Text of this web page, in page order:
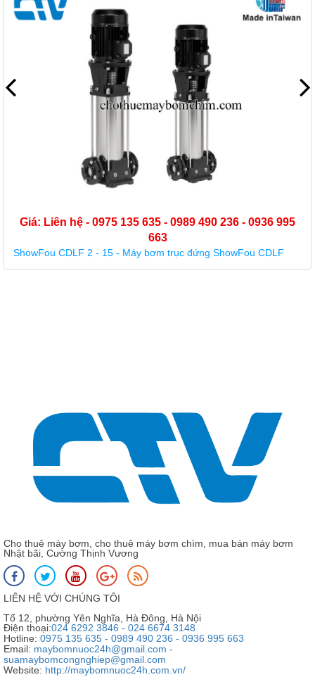
490 236 - 0936 995
ShowFou CDLF
Cho thuê máy bơm, cho thuê máy bơm chìm, mua bán máy bơm
Nhật bãi, Cường Thịnh Vương
LIÊN HỆ VỚI CHÚNG TÔI
Tổ 12, phường Yên Nghĩa, Hà Đông, Hà Nội
Điện thoại:024 6292 3846 - 024 6674 3148
Hotline: 0975 135 635 - 0989 490 236 - 0936 995 663
Email: maybomnuoc24h@gmail.com -
suamaybomcongnghiep@gmail.com
Website: http://maybomnuoc24h.com.vn/